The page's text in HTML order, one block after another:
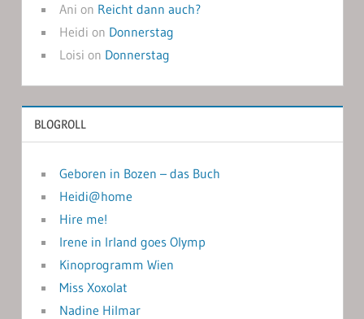
Ani on Reicht dann auch?
Heidi on Donnerstag
Loisi on Donnerstag
BLOGROLL
Geboren in Bozen – das Buch
Heidi@home
Hire me!
Irene in Irland goes Olymp
Kinoprogramm Wien
Miss Xoxolat
Nadine Hilmar